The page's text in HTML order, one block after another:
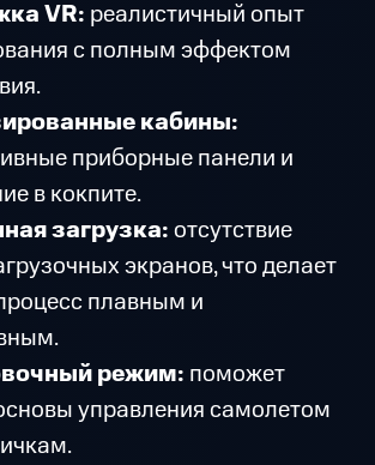
VR: реалистичный опыт
с полным эффектом
кабины:
приборные панели и
в кокпите.
загрузка:отсутствие
экранов, что делает
плавным и
режим: поможет
управления самолетом